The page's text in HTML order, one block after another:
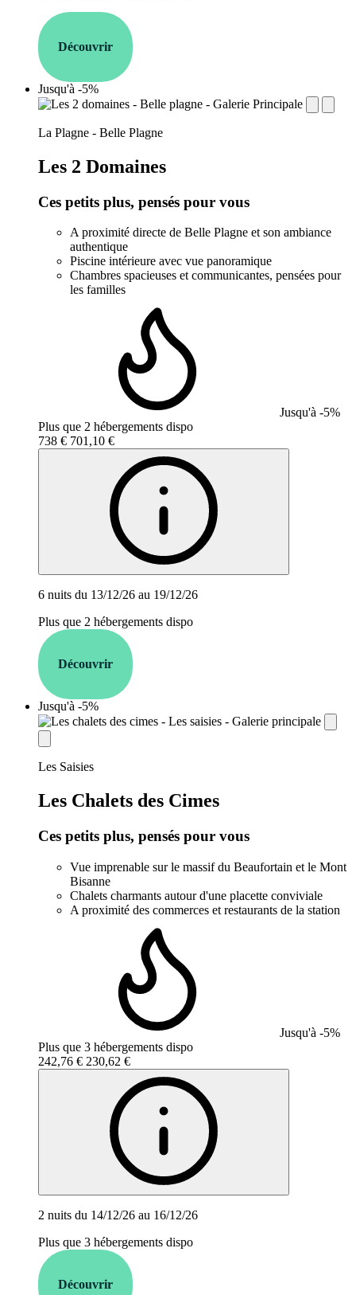
Découvrir
Jusqu'à -5%
establishment.station_label:
La Plagne - Belle Plagne
Les 2 Domaines
Ces petits plus, pensés pour vous
A proximité directe de Belle Plagne et son ambiance
authentique
Piscine intérieure avec vue panoramique
Chambres spacieuses et communicantes, pensées pour
les familles
Jusqu'à -5%
Plus que 2 hébergements dispo
738 € 701,10 €
6 nuits du 13/12/26 au 19/12/26
Plus que 2 hébergements dispo
Découvrir
Jusqu'à -5%
establishment.station_label:
Les Saisies
Les Chalets des Cimes
Ces petits plus, pensés pour vous
Vue imprenable sur le massif du Beaufortain et le Mont
Bisanne
Chalets charmants autour d'une placette conviviale
A proximité des commerces et restaurants de la station
Jusqu'à -5%
Plus que 3 hébergements dispo
242,76 € 230,62 €
2 nuits du 14/12/26 au 16/12/26
Plus que 3 hébergements dispo
Découvrir